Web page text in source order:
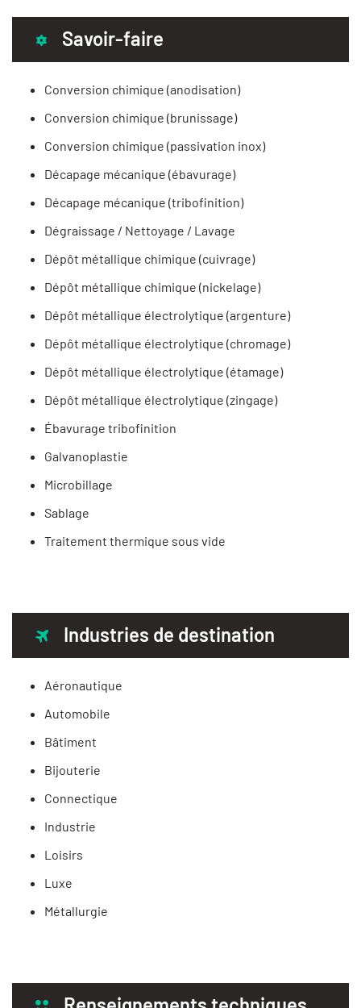
Savoir-faire
Conversion chimique (anodisation)
Conversion chimique (brunissage)
Conversion chimique (passivation inox)
Décapage mécanique (ébavurage)
Décapage mécanique (tribofinition)
Dégraissage / Nettoyage / Lavage
Dépôt métallique chimique (cuivrage)
Dépôt métallique chimique (nickelage)
Dépôt métallique électrolytique (argenture)
Dépôt métallique électrolytique (chromage)
Dépôt métallique électrolytique (étamage)
Dépôt métallique électrolytique (zingage)
Ébavurage tribofinition
Galvanoplastie
Microbillage
Sablage
Traitement thermique sous vide
Industries de destination
Aéronautique
Automobile
Bâtiment
Bijouterie
Connectique
Industrie
Loisirs
Luxe
Métallurgie